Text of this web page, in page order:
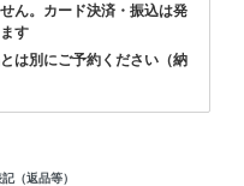
ん。カード決済・振込は発
す
は別にご予約ください（納
（返品等）